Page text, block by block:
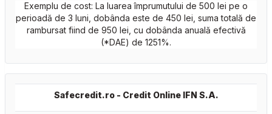
Exemplu de cost: La luarea împrumutului de 500 lei pe o
perioadă de 3 luni, dobânda este de 450 lei, suma totală de
rambursat fiind de 950 lei, cu dobânda anuală efectivă
(*DAE) de 1251%.
Safecredit.ro - Credit Online IFN S.A.